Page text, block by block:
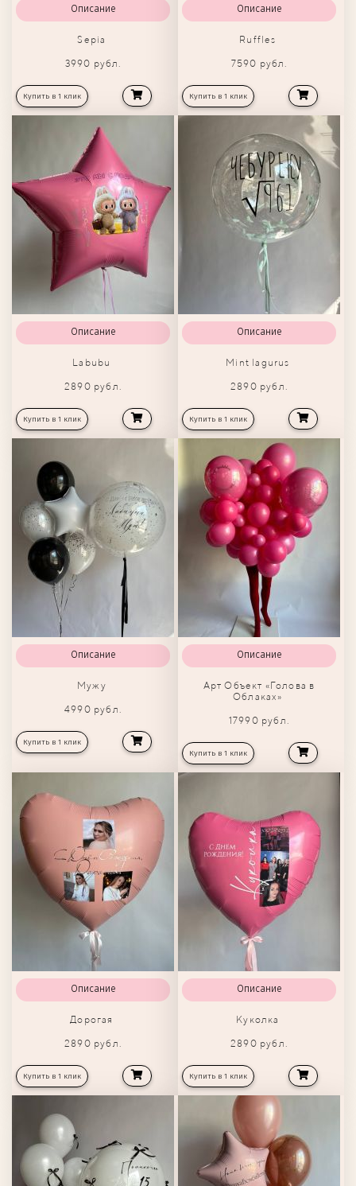
Описание
Sepia
3990 рубл.
Купить в 1 клик
Описание
Ruffles
7590 рубл.
Купить в 1 клик
Описание
Labubu
2890 рубл.
Купить в 1 клик
Описание
Мint lagurus
2890 рубл.
Купить в 1 клик
Описание
Мужу
4990 рубл.
Купить в 1 клик
Описание
Арт Объект «Голова в
Облаках»
17990 рубл.
Купить в 1 клик
Описание
Дорогая
2890 рубл.
Купить в 1 клик
Описание
Куколка
2890 рубл.
Купить в 1 клик